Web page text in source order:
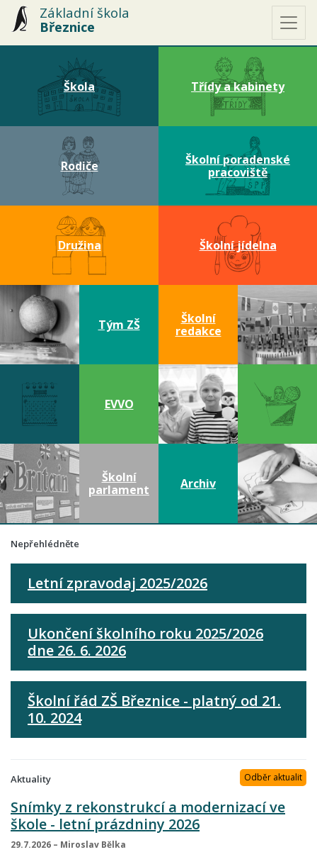
Základní škola
Březnice
Škola Třídy a kabinety
Rodiče
Školní poradenské
pracoviště
Družina Školní jídelna
Tým ZŠ
Školní
redakce
EVVO
Školní
parlament
Archiv
Nepřehlédněte
Letní zpravodaj 2025/2026
Ukončení školního roku 2025/2026
dne 26. 6. 2026
Školní řád ZŠ Březnice - platný od 21.
10. 2024
Aktuality Odběr aktualit
Snímky z rekonstrukcí a modernizací ve
škole - letní prázdniny 2026
29.7.2026 – Miroslav Bělka